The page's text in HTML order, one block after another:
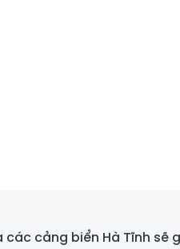
các cảng biển Hà Tĩnh sẽ